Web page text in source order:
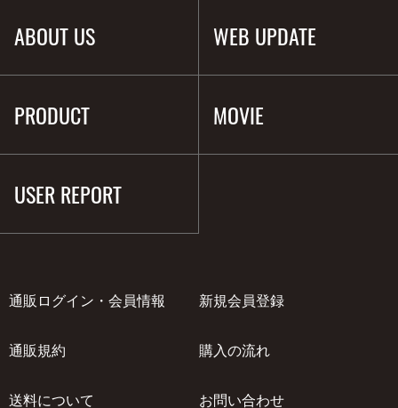
ABOUT US WEB UPDATE
PRODUCT MOVIE
USER REPORT
通販ログイン・会員情報 新規会員登録
通販規約 購入の流れ
送料について お問い合わせ